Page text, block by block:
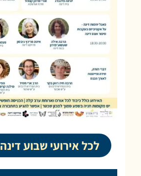
לכל אירועי שבוע דינה 2025